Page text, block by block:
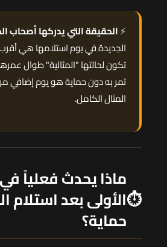
⚡الحقيقة التي يدركها أصحاب
الجديدة في يوم استلامها هي
تكون لحالتها "المثالية" طوال
تمر به دون حماية هو يوم إضافي
المثال الكامل.
⏱️
ماذا يحدث فعلياً في
الأولى بعد استلام
حماية؟